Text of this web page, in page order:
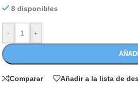
8 disponibles
- +
Comparar Añadir a la lista de